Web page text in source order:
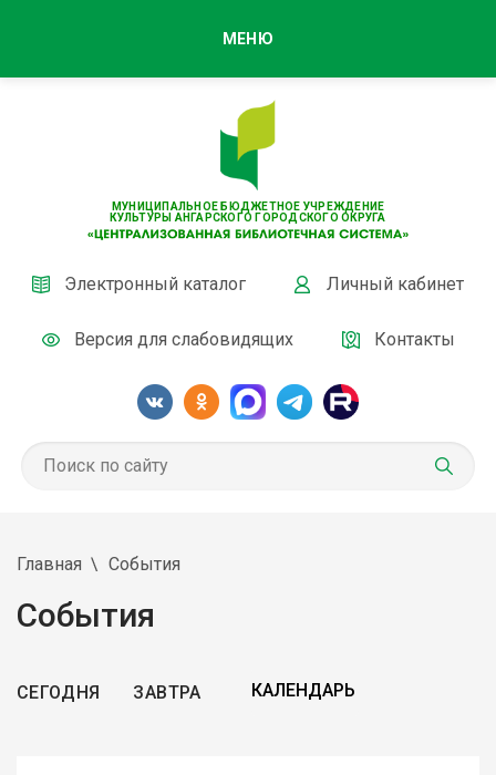
МУНИЦИПАЛЬНОЕ БЮДЖЕТНОЕ УЧРЕЖДЕНИЕ
КУЛЬТУРЫ АНГАРСКОГО ГОРОДСКОГО ОКРУГА
Электронный каталог Личный кабинет
Версия для слабовидящих Контакты
МЕНЮ
Главная События
События
СЕГОДНЯ ЗАВТРА